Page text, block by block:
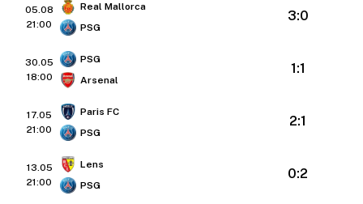
05.08
21:00
Real Mallorca
PSG
3:0
30.05
18:00
PSG
Arsenal
1:1
17.05
21:00
Paris FC
PSG
2:1
13.05
21:00
Lens
PSG
0:2